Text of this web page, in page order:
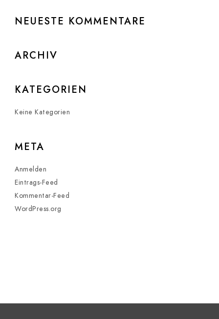
NEUESTE KOMMENTARE
ARCHIV
KATEGORIEN
Keine Kategorien
META
Anmelden
Eintrags-Feed
Kommentar-Feed
WordPress.org